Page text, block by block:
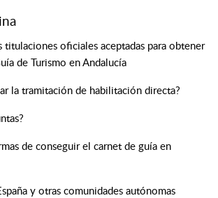
titulaciones oficiales aceptadas para obtener
de Turismo en Andalucía
la tramitación de habilitación directa?
de conseguir el carnet de guía en
y otras comunidades autónomas